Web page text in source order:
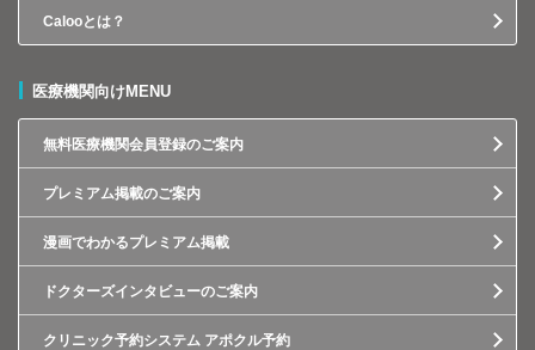
Calooとは？
医療機関向けMENU
無料医療機関会員登録のご案内
プレミアム掲載のご案内
漫画でわかるプレミアム掲載
ドクターズインタビューのご案内
クリニック予約システム アポクル予約